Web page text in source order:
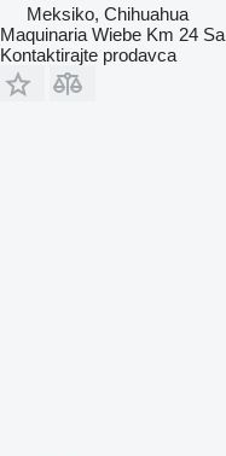
Meksiko, Chihuahua
Maquinaria Wiebe Km 24 Sa
Kontaktirajte prodavca